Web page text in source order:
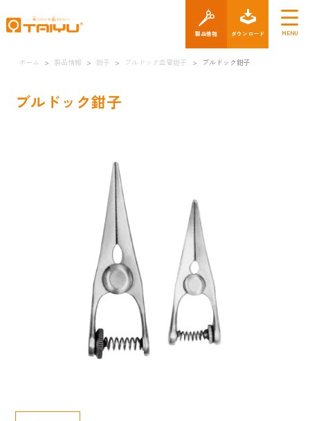
ホーム > 製品情報 > 鉗子 > ブルドック血管鉗子 > ブルドック鉗子
ブルドック鉗子